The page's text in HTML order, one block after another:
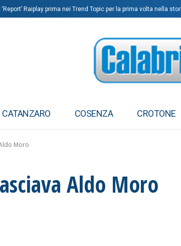
Raiplay prima nei Trend Topic per la prima volta nella storia”
dopo trionfo Wimbledon: “Spero torni presto”
CATANZARO COSENZA CROTONE
Moro
Aldo Moro